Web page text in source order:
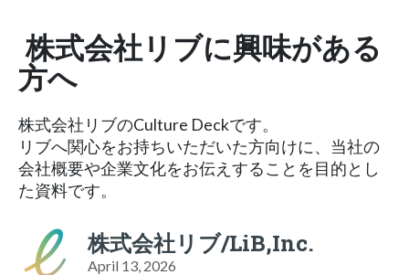
株式会社リブに興味がある
方へ
株式会社リブのCulture Deckです。
リブへ関心をお持ちいただいた方向けに、当社の
会社概要や企業文化をお伝えすることを目的とし
た資料です。
株式会社リブ/LiB,Inc.
April 13, 2026